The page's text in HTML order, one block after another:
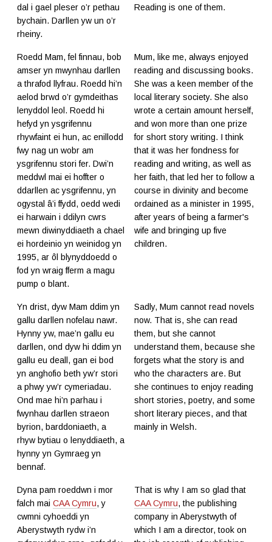
dal i gael pleser o’r pethau
bychain. Darllen yw un o’r
rheiny.
Reading is one of them.
Roedd Mam, fel finnau, bob
amser yn mwynhau darllen
a thrafod llyfrau. Roedd hi’n
aelod brwd o’r gymdeithas
lenyddol leol. Roedd hi
hefyd yn ysgrifennu
rhywfaint ei hun, ac enillodd
fwy nag un wobr am
ysgrifennu stori fer. Dwi’n
meddwl mai ei hoffter o
ddarllen ac ysgrifennu, yn
ogystal â’i ffydd, oedd wedi
ei harwain i ddilyn cwrs
mewn diwinyddiaeth a chael
ei hordeinio yn weinidog yn
1995, ar ôl blynyddoedd o
fod yn wraig fferm a magu
pump o blant.
Mum, like me, always enjoyed
reading and discussing books.
She was a keen member of the
local literary society. She also
wrote a certain amount herself,
and won more than one prize
for short story writing. I think
that it was her fondness for
reading and writing, as well as
her faith, that led her to follow a
course in divinity and become
ordained as a minister in 1995,
after years of being a farmer's
wife and bringing up five
children.
Yn drist, dyw Mam ddim yn
gallu darllen nofelau nawr.
Hynny yw, mae’n gallu eu
darllen, ond dyw hi ddim yn
gallu eu deall, gan ei bod
yn anghofio beth yw’r stori
a phwy yw’r cymeriadau.
Ond mae hi’n parhau i
fwynhau darllen straeon
byrion, barddoniaeth, a
rhyw bytiau o lenyddiaeth, a
hynny yn Gymraeg yn
bennaf.
Sadly, Mum cannot read novels
now. That is, she can read
them, but she cannot
understand them, because she
forgets what the story is and
who the characters are. But
she continues to enjoy reading
short stories, poetry, and some
short literary pieces, and that
mainly in Welsh.
Dyna pam roeddwn i mor
falch mai CAA Cymru, y
cwmni cyhoeddi yn
Aberystwyth rydw i’n
That is why I am so glad that
CAA Cymru, the publishing
company in Aberystwyth of
which I am a director, took on